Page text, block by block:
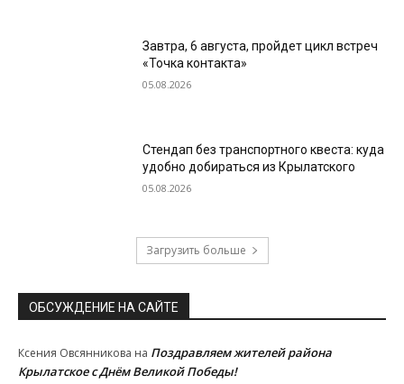
Завтра, 6 августа, пройдет цикл встреч
«Точка контакта»
05.08.2026
Стендап без транспортного квеста: куда
удобно добираться из Крылатского
05.08.2026
Загрузить больше
ОБСУЖДЕНИЕ НА САЙТЕ
Ксения Овсянникова на Поздравляем жителей района
Крылатское с Днём Великой Победы!